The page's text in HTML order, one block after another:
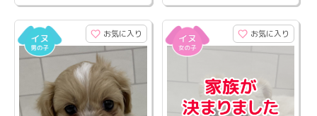
お気に入り お気に入り